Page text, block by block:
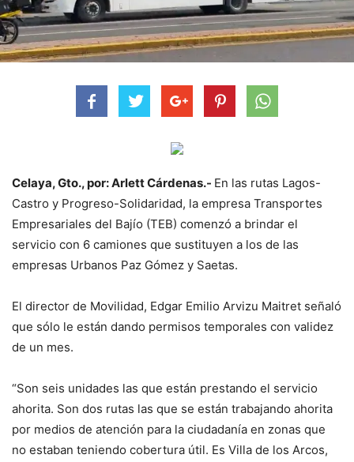
Celaya, Gto., por: Arlett Cárdenas.- En las rutas Lagos-
Castro y Progreso-Solidaridad, la empresa Transportes
Empresariales del Bajío (TEB) comenzó a brindar el
servicio con 6 camiones que sustituyen a los de las
empresas Urbanos Paz Gómez y Saetas.
El director de Movilidad, Edgar Emilio Arvizu Maitret señaló
que sólo le están dando permisos temporales con validez
de un mes.
“Son seis unidades las que están prestando el servicio
ahorita. Son dos rutas las que se están trabajando ahorita
por medios de atención para la ciudadanía en zonas que
no estaban teniendo cobertura útil. Es Villa de los Arcos,